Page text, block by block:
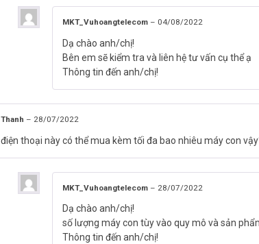
MKT_Vuhoangtelecom – 04/08/2022
Dạ chào anh/chị!
Bên em sẽ kiểm tra và liên hệ tư vấn cụ thể ạ
Thông tin đến anh/chị!
Thanh – 28/07/2022
điện thoại này có thể mua kèm tối đa bao nhiêu máy con
MKT_Vuhoangtelecom – 28/07/2022
Dạ chào anh/chị!
số lượng máy con tùy vào quy mô và sản
Thông tin đến anh/chị!